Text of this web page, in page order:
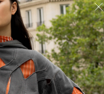
Оплата и доставка